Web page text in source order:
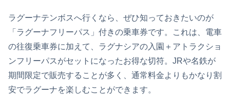
ラグーナテンボスへ行くなら、ぜひ知っておきたいのが
「ラグーナフリーパス」付きの乗車券です。これは、電車
の往復乗車券に加えて、ラグナシアの入園＋アトラクショ
ンフリーパスがセットになったお得な切符。JRや名鉄が
期間限定で販売することが多く、通常料金よりもかなり割
安でラグーナを楽しむことができます。